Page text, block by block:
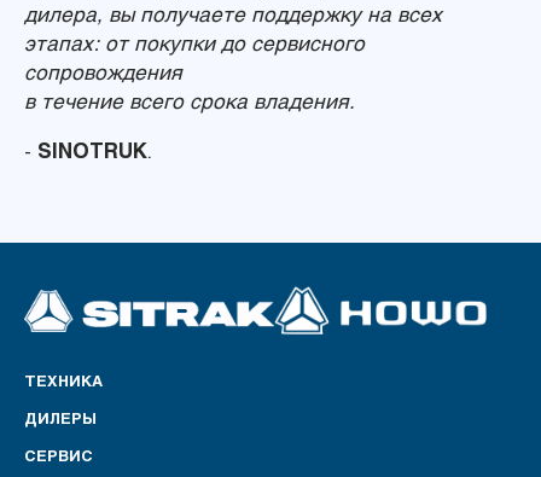
дилера, вы получаете поддержку на всех
этапах: от покупки до сервисного
сопровождения
в течение всего срока владения.
- SINOTRUK.
ТЕХНИКА
ДИЛЕРЫ
СЕРВИС